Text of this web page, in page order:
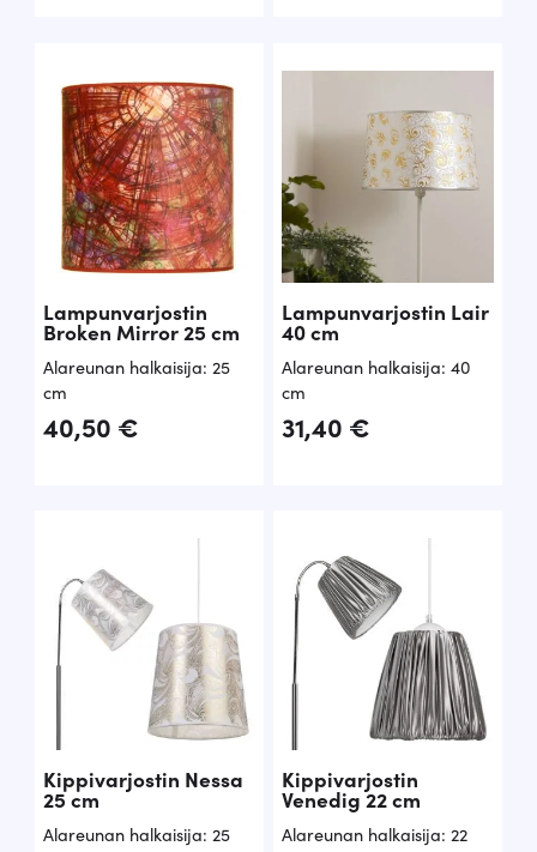
4.00
/ 5
Lampunvarjostin
Broken Mirror 25 cm
Alareunan halkaisija: 25
cm
40,50 €
Lampunvarjostin Lair
40 cm
Alareunan halkaisija: 40
cm
31,40 €
Kippivarjostin Nessa
25 cm
Alareunan halkaisija: 25
Kippivarjostin
Venedig 22 cm
Alareunan halkaisija: 22